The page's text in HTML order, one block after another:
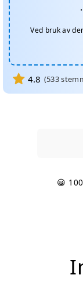
Ved bruk av
4.8 (533
😀